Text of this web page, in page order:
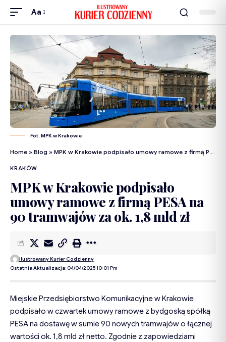
Aa
Fot. MPK w Krakowie
Home » Blog » MPK w Krakowie podpisało umowy ramowe z firmą PESA na 90 tramwajów za ok. 1,8 mld zł
KRAKÓW
MPK w Krakowie podpisało
umowy ramowe z firmą PESA na
90 tramwajów za ok. 1,8 mld zł
Ostatnia Aktualizacja: 04/04/2025 10:01 Pm
Ilustrowany Kurier Codzienny
Miejskie Przedsiębiorstwo Komunikacyjne w Krakowie
podpisało w czwartek umowy ramowe z bydgoską spółką
PESA na dostawę w sumie 90 nowych tramwajów o łącznej
wartości ok. 1,8 mld zł netto. Zgodnie z zapowiedziami